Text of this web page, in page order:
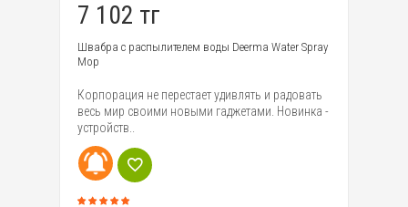
7 102 тг
Швабра с распылителем воды Deerma Water Spray
Mop
Корпорация не перестает удивлять и радовать
весь мир своими новыми гаджетами. Новинка -
устройств..